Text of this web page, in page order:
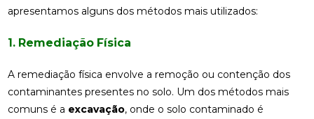
apresentamos alguns dos métodos mais utilizados:
1. Remediação Física
A remediação física envolve a remoção ou contenção dos
contaminantes presentes no solo. Um dos métodos mais
comuns é a excavação, onde o solo contaminado é